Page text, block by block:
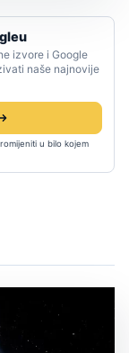
izvore i Google
naše najnovije
u bilo kojem